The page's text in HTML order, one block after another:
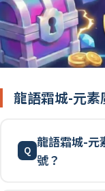
龍語霜城-元
龍語霜城-元
號？